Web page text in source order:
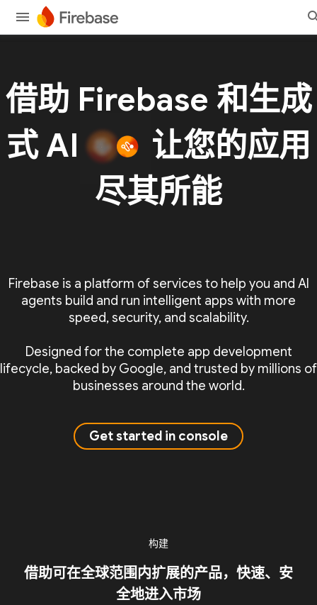
借助 Firebase 和生成
式 AI
让您的应用
尽其所能
Firebase is a platform of services to help you and AI
agents build and run intelligent apps with more
speed, security, and scalability.
Designed for the complete app development
lifecycle, backed by Google, and trusted by millions of
businesses around the world.
Get started in console
构建
借助可在全球范围内扩展的产品，快速、安
全地进入市场